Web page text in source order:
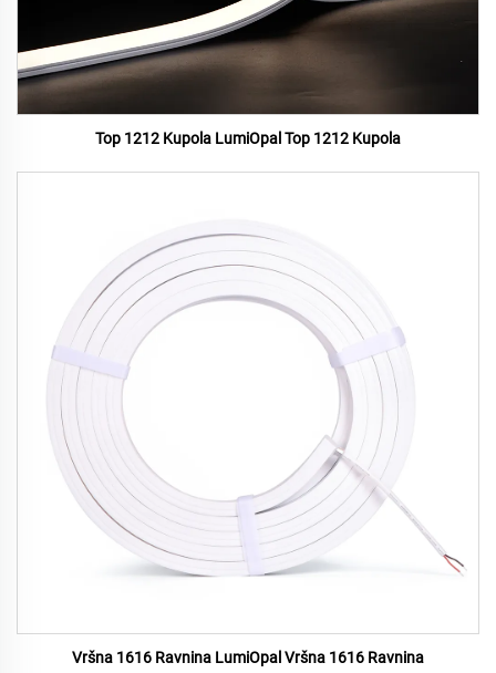
Top 1212 Kupola LumiOpal Top 1212 Kupola
Vršna 1616 Ravnina LumiOpal Vršna 1616 Ravnina